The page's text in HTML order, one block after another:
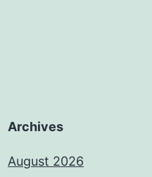
Archives
August 2026